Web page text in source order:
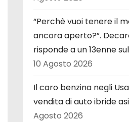
“Perchè vuoi tenere il
ancora aperto?”.
risponde a un 13enne
10 Agosto 2026
Il caro benzina negli
vendita di auto ibride
Agosto 2026